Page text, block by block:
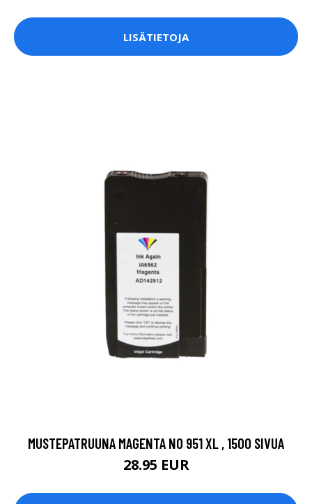
LISÄTIETOJA
MUSTEPATRUUNA MAGENTA NO 951 XL , 1500 SIVUA
28.95 EUR